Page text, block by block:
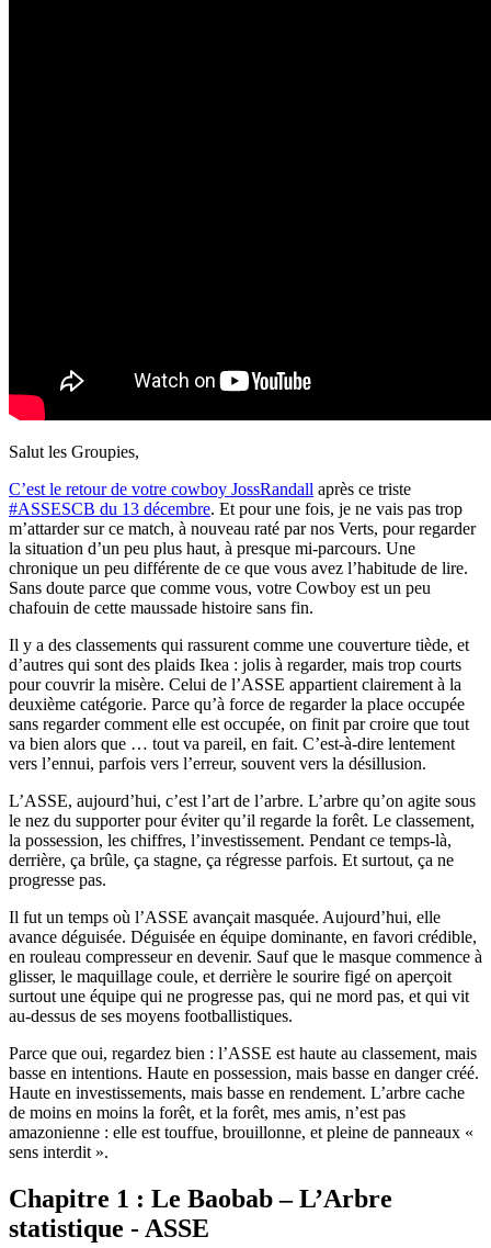
Salut les Groupies,
C’est le retour de votre cowboy JossRandall après ce triste
#ASSESCB du 13 décembre. Et pour une fois, je ne vais pas trop
m’attarder sur ce match, à nouveau raté par nos Verts, pour regarder
la situation d’un peu plus haut, à presque mi-parcours. Une
chronique un peu différente de ce que vous avez l’habitude de lire.
Sans doute parce que comme vous, votre Cowboy est un peu
chafouin de cette maussade histoire sans fin.
Il y a des classements qui rassurent comme une couverture tiède, et
d’autres qui sont des plaids Ikea : jolis à regarder, mais trop courts
pour couvrir la misère. Celui de l’ASSE appartient clairement à la
deuxième catégorie. Parce qu’à force de regarder la place occupée
sans regarder comment elle est occupée, on finit par croire que tout
va bien alors que … tout va pareil, en fait. C’est‑à‑dire lentement
vers l’ennui, parfois vers l’erreur, souvent vers la désillusion.
L’ASSE, aujourd’hui, c’est l’art de l’arbre. L’arbre qu’on agite sous
le nez du supporter pour éviter qu’il regarde la forêt. Le classement,
la possession, les chiffres, l’investissement. Pendant ce temps‑là,
derrière, ça brûle, ça stagne, ça régresse parfois. Et surtout, ça ne
progresse pas.
Il fut un temps où l’ASSE avançait masquée. Aujourd’hui, elle
avance déguisée. Déguisée en équipe dominante, en favori crédible,
en rouleau compresseur en devenir. Sauf que le masque commence à
glisser, le maquillage coule, et derrière le sourire figé on aperçoit
surtout une équipe qui ne progresse pas, qui ne mord pas, et qui vit
au-dessus de ses moyens footballistiques.
Parce que oui, regardez bien : l’ASSE est haute au classement, mais
basse en intentions. Haute en possession, mais basse en danger créé.
Haute en investissements, mais basse en rendement. L’arbre cache
de moins en moins la forêt, et la forêt, mes amis, n’est pas
amazonienne : elle est touffue, brouillonne, et pleine de panneaux «
sens interdit ».
Chapitre 1 : Le Baobab – L’Arbre
statistique - ASSE